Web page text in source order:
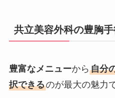
共立美容外科の豊胸
豊富なメニューから 自分
択できるのが最大の魅力